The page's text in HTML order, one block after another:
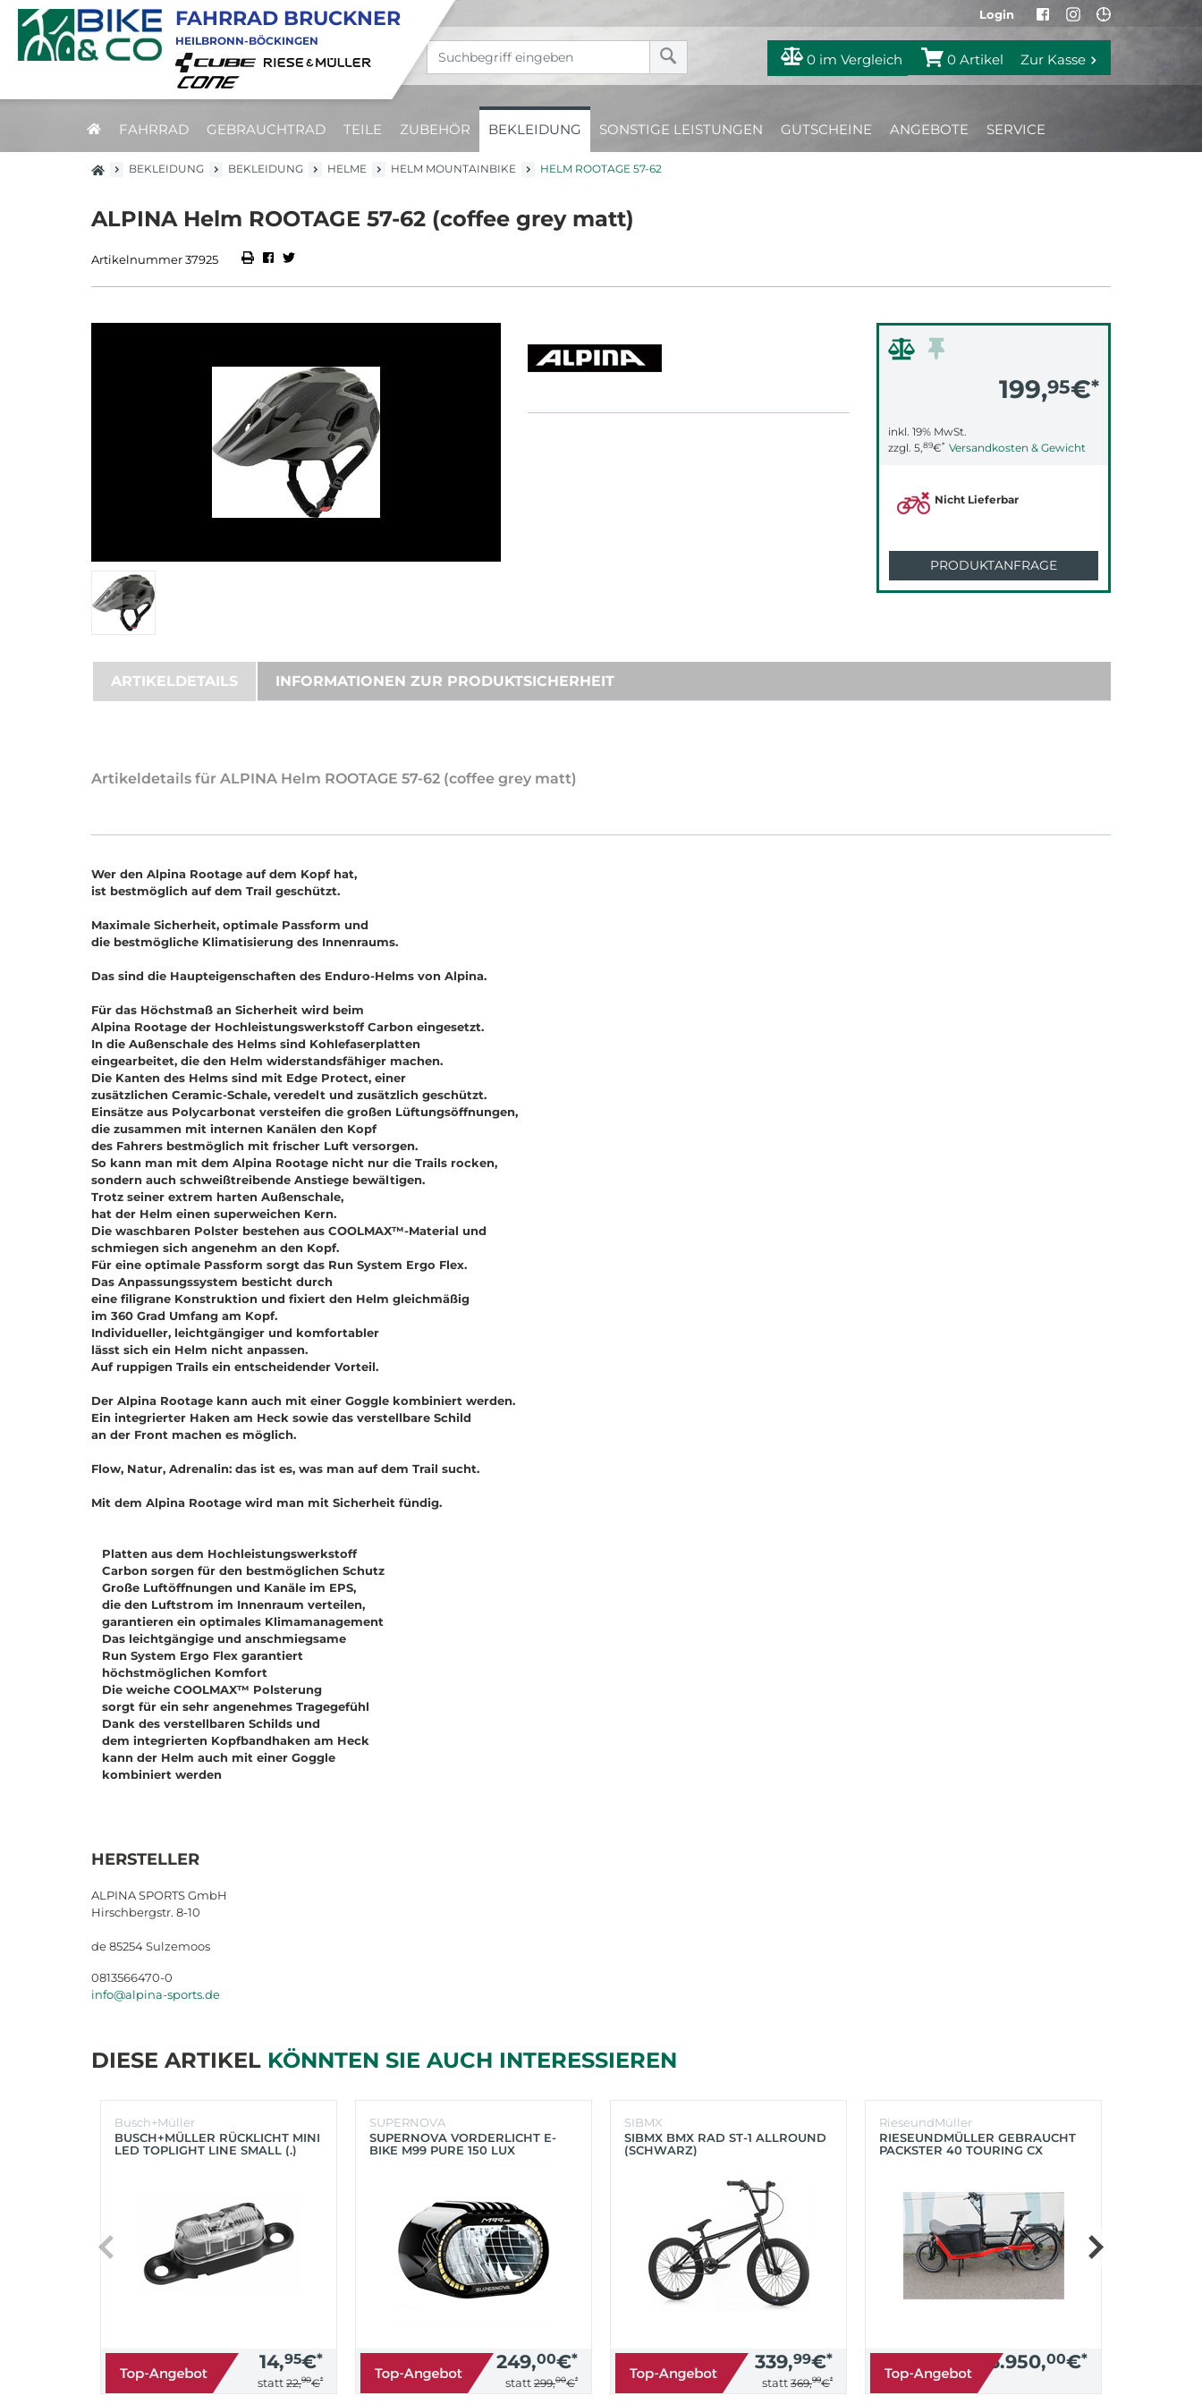
Login
0 im Vergleich 0 Artikel Zur Kasse
FAHRRAD GEBRAUCHTRAD TEILE ZUBEHÖR BEKLEIDUNG SONSTIGE LEISTUNGEN GUTSCHEINE ANGEBOTE SERVICE
FAHRRAD BRUCKNER
HEILBRONN-BÖCKINGEN
BEKLEIDUNG BEKLEIDUNG HELME HELM MOUNTAINBIKE HELM ROOTAGE 57-62
ALPINA Helm ROOTAGE 57-62 (coffee grey matt)
Artikelnummer 37925
199,95€*
inkl. 19% MwSt.
zzgl. 5,89€* Versandkosten & Gewicht
Nicht Lieferbar
PRODUKTANFRAGE
ARTIKELDETAILS INFORMATIONEN ZUR PRODUKTSICHERHEIT
Artikeldetails für ALPINA Helm ROOTAGE 57-62 (coffee grey matt)
Wer den Alpina Rootage auf dem Kopf hat,
ist bestmöglich auf dem Trail geschützt.
Maximale Sicherheit, optimale Passform und
die bestmögliche Klimatisierung des Innenraums.
Das sind die Haupteigenschaften des Enduro-Helms von Alpina.
Für das Höchstmaß an Sicherheit wird beim
Alpina Rootage der Hochleistungswerkstoff Carbon eingesetzt.
In die Außenschale des Helms sind Kohlefaserplatten
eingearbeitet, die den Helm widerstandsfähiger machen.
Die Kanten des Helms sind mit Edge Protect, einer
zusätzlichen Ceramic-Schale, veredelt und zusätzlich geschützt.
Einsätze aus Polycarbonat versteifen die großen Lüftungsöffnungen,
die zusammen mit internen Kanälen den Kopf
des Fahrers bestmöglich mit frischer Luft versorgen.
So kann man mit dem Alpina Rootage nicht nur die Trails rocken,
sondern auch schweißtreibende Anstiege bewältigen.
Trotz seiner extrem harten Außenschale,
hat der Helm einen superweichen Kern.
Die waschbaren Polster bestehen aus COOLMAX™-Material und
schmiegen sich angenehm an den Kopf.
Für eine optimale Passform sorgt das Run System Ergo Flex.
Das Anpassungssystem besticht durch
eine filigrane Konstruktion und fixiert den Helm gleichmäßig
im 360 Grad Umfang am Kopf.
Individueller, leichtgängiger und komfortabler
lässt sich ein Helm nicht anpassen.
Auf ruppigen Trails ein entscheidender Vorteil.
Der Alpina Rootage kann auch mit einer Goggle kombiniert werden.
Ein integrierter Haken am Heck sowie das verstellbare Schild
an der Front machen es möglich.
Flow, Natur, Adrenalin: das ist es, was man auf dem Trail sucht.
Mit dem Alpina Rootage wird man mit Sicherheit fündig.
Platten aus dem Hochleistungswerkstoff
Carbon sorgen für den bestmöglichen Schutz
Große Luftöffnungen und Kanäle im EPS,
die den Luftstrom im Innenraum verteilen,
garantieren ein optimales Klimamanagement
Das leichtgängige und anschmiegsame
Run System Ergo Flex garantiert
höchstmöglichen Komfort
Die weiche COOLMAX™ Polsterung
sorgt für ein sehr angenehmes Tragegefühl
Dank des verstellbaren Schilds und
dem integrierten Kopfbandhaken am Heck
kann der Helm auch mit einer Goggle
kombiniert werden
HERSTELLER
ALPINA SPORTS GmbH
Hirschbergstr. 8-10
de 85254 Sulzemoos
0813566470-0
info@alpina-sports.de
DIESE ARTIKEL KÖNNTEN SIE AUCH INTERESSIEREN
Busch+Müller
BUSCH+MÜLLER RÜCKLICHT MINI
LED TOPLIGHT LINE SMALL (.)
14,95€*
statt 22,90€*
SUPERNOVA
SUPERNOVA VORDERLICHT E-
BIKE M99 PURE 150 LUX
249,00€*
statt 299,00€*
SIBMX
SIBMX BMX RAD ST-1 ALLROUND
(SCHWARZ)
339,99€*
statt 369,99€*
RieseundMüller
RIESEUNDMÜLLER GEBRAUCHT
PACKSTER 40 TOURING CX
3.950,00€*